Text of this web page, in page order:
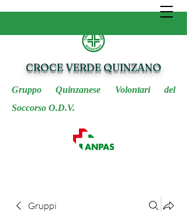
CROCE VERDE QUINZANO
Gruppo Quinzanese Volontari del
Soccorso O.D.V.
Gruppi